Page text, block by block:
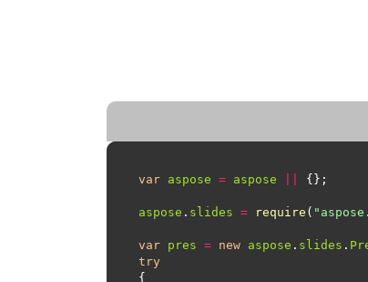
var aspose = aspose
aspose . slides = require (
var pres = new aspose . slides .
try